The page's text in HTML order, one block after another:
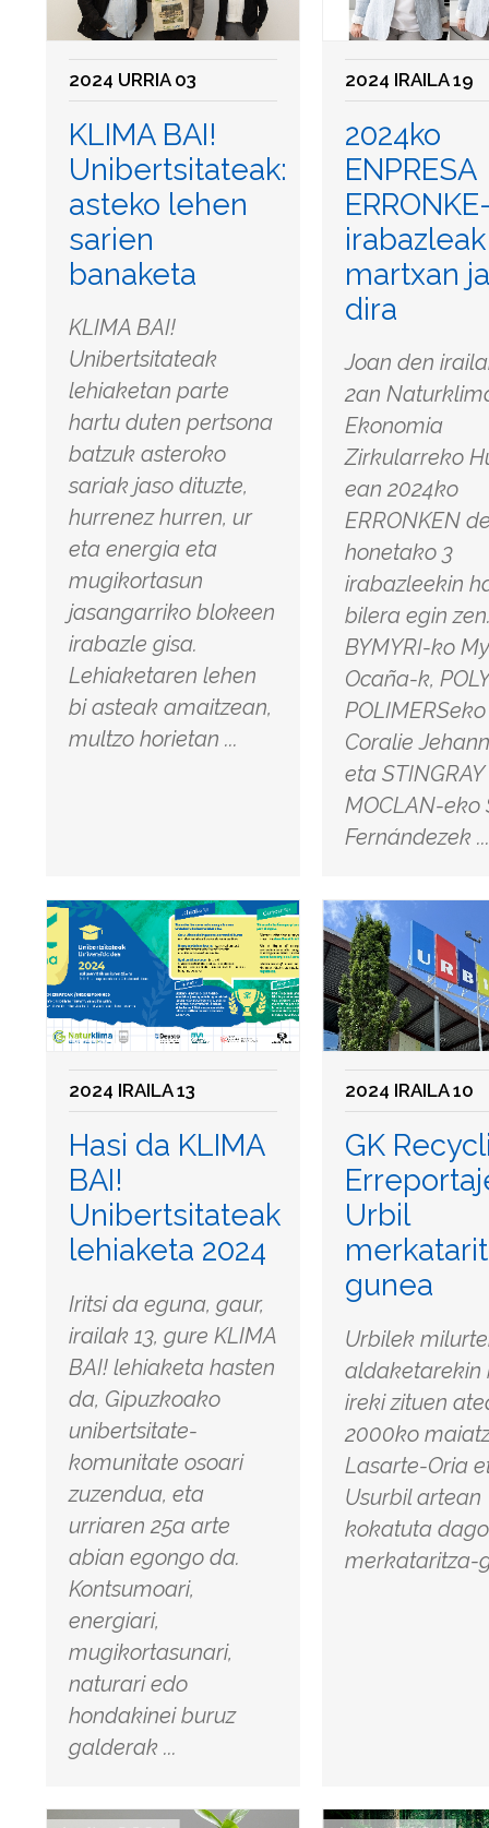
2024 URRIA 03
KLIMA BAI!
Unibertsitateak:
asteko lehen
sarien
banaketa
KLIMA BAI!
Unibertsitateak
lehiaketan parte
hartu duten pertsona
batzuk asteroko
sariak jaso dituzte,
hurrenez hurren, ur
eta energia eta
mugikortasun
jasangarriko blokeen
irabazle gisa.
Lehiaketaren lehen
bi asteak amaitzean,
multzo horietan ...
2024 IRAILA 19
2024ko
ENPRESA
irabazleak
martxan
dira
Joan den
2an
Ekonomia
Zirkularreko
ean 2024ko
ERRONKEN
honetako 3
irabazleekin
bilera egin
BYMYRI-ko
Ocaña-k,
POLIMERSeko
Coralie
eta
MOCLAN-eko
Fernándezek
2024 IRAILA 13
Hasi da KLIMA
BAI!
Unibertsitateak
lehiaketa 2024
Iritsi da eguna, gaur,
irailak 13, gure KLIMA
BAI! lehiaketa hasten
da, Gipuzkoako
unibertsitate-
komunitate osoari
zuzendua, eta
urriaren 25a arte
abian egongo da.
Kontsumoari,
energiari,
mugikortasunari,
naturari edo
hondakinei buruz
galderak ...
2024 IRAILA 10
GK
Urbil
gunea
Urbilek
aldaketarekin
ireki zituen
2000ko
Lasarte-Oria
Usurbil artean
kokatuta
merkataritza-